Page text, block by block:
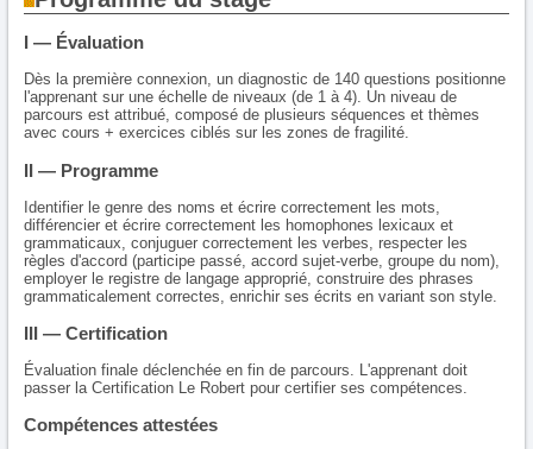
I — Évaluation
Dès la première connexion, un diagnostic de 140 questions positionne
l'apprenant sur une échelle de niveaux (de 1 à 4). Un niveau de
parcours est attribué, composé de plusieurs séquences et thèmes
avec cours + exercices ciblés sur les zones de fragilité.
II — Programme
Identifier le genre des noms et écrire correctement les mots,
différencier et écrire correctement les homophones lexicaux et
grammaticaux, conjuguer correctement les verbes, respecter les
règles d'accord (participe passé, accord sujet-verbe, groupe du nom),
employer le registre de langage approprié, construire des phrases
grammaticalement correctes, enrichir ses écrits en variant son style.
III — Certification
Évaluation finale déclenchée en fin de parcours. L'apprenant doit
passer la Certification Le Robert pour certifier ses compétences.
Compétences attestées